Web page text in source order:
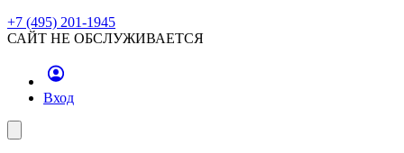
+7 (495) 201-1945
САЙТ НЕ ОБСЛУЖИВАЕТСЯ
Вход